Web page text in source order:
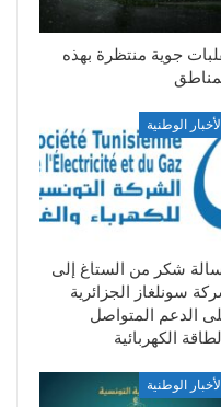
جوية منتظرة بهذه
الأخبار الوطنية
شكر من الستاغ إلى
سونلغاز الجزائرية
الدعم المتواصل
الكهربائية
الوطنية